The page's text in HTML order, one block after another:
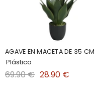
AGAVE EN MACETA DE 35 CM
Plástico
69.90 € 28.90 €